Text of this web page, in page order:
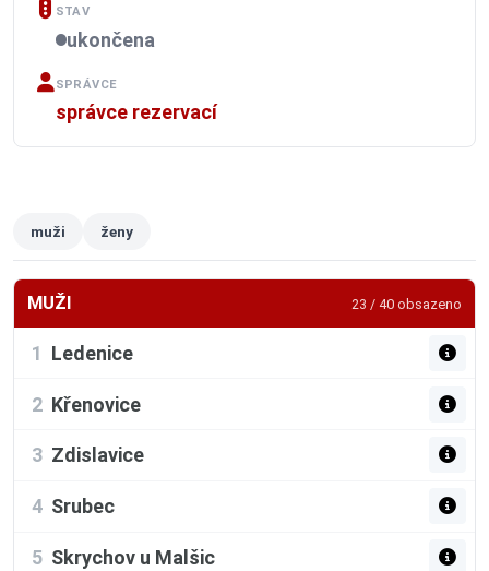
STAV
ukončena
SPRÁVCE
správce rezervací
muži ženy
MUŽI 23 / 40 obsazeno
1 Ledenice
2 Křenovice
3 Zdislavice
4 Srubec
5 Skrychov u Malšic